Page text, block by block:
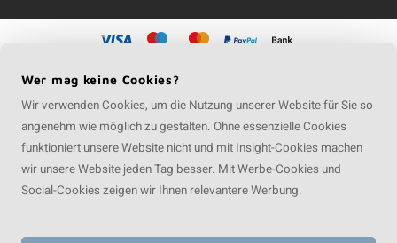
Online GmbH
Wer mag keine Cookies?
Wir verwenden Cookies, um die Nutzung unserer Website für Sie so
angenehm wie möglich zu gestalten. Ohne essenzielle Cookies
funktioniert unsere Website nicht und mit Insight-Cookies machen
wir unsere Website jeden Tag besser. Mit Werbe-Cookies und
Social-Cookies zeigen wir Ihnen relevantere Werbung.